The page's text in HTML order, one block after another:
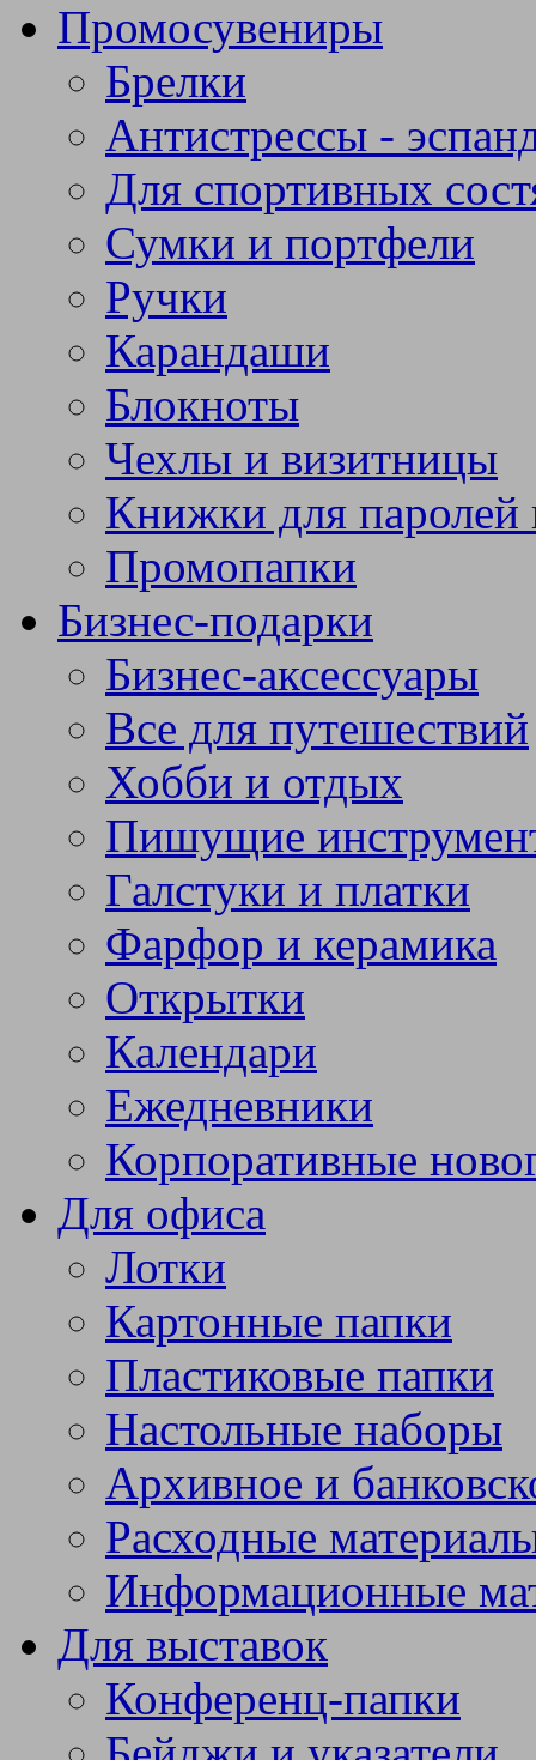
Промосувениры
Брелки
Антистрессы -
Для спортивных
Сумки и портфели
Ручки
Карандаши
Блокноты
Чехлы и визитницы
Книжки для паролей
Промопапки
Бизнес-подарки
Бизнес-аксессуары
Все для путешествий
Хобби и отдых
Пишущие
Галстуки и платки
Фарфор и керамика
Открытки
Календари
Ежедневники
Корпоративные
Для офиса
Лотки
Картонные папки
Пластиковые папки
Настольные наборы
Архивное и
Расходные
Информационные
Для выставок
Конференц-папки